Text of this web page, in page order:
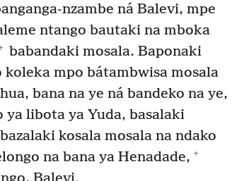
nzambe ná Balevi, mpe
ntango bautaki na mboka
babandaki mosala. Baponaki
mpo bátambwisa mosala
bana na ye ná bandeko na ye,
ya libota ya Yuda, basalaki
kosala mosala na ndako
na bana ya Henadade, +